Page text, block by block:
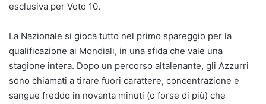
esclusiva per Voto 10.
La Nazionale si gioca tutto nel primo spareggio per la
qualificazione ai Mondiali, in una sfida che vale una
stagione intera. Dopo un percorso altalenante, gli Azzurri
sono chiamati a tirare fuori carattere, concentrazione e
sangue freddo in novanta minuti (o forse di più) che